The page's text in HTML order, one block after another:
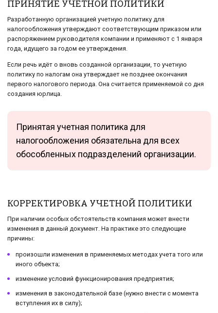
ПРИНЯТИЕ УЧЕТНОЙ ПОЛИТИКИ
Разработанную организацией учетную политику для
налогообложения утверждают соответствующим приказом или
распоряжением руководителя компании и применяют с 1 января
года, идущего за годом ее утверждения.
Если речь идёт о вновь созданной организации, то учетную
политику по налогам она утверждает не позднее окончания
первого налогового периода. Она считается применяемой со дня
создания юрлица.
Принятая учетная политика для
налогообложения обязательна для всех
обособленных подразделений организации.
КОРРЕКТИРОВКА УЧЕТНОЙ ПОЛИТИКИ
При наличии особых обстоятельств компания может внести
изменения в данный документ. На практике это следующие
причины:
произошли изменения в применяемых методах учета того или
иного объекта;
изменение условий функционирования предприятия;
изменения в законодательной базе (нужно внести с момента
вступления их в силу);